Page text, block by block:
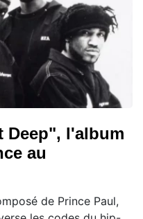
Deep", l'album
au
de Prince Paul,